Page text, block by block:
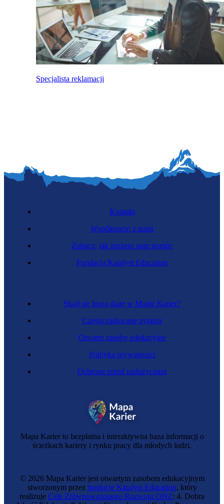
Specjalista reklamacji
Mapa Karier to bezpłatna i interaktywna baza informacji o
ścieżkach kariery i rynku pracy dla młodych ludzi.
Skąd się biorą dane w Mapie Karier?
Często zadawane pytania
Otwarte zasoby edukacyjne
Polityka prywatności
Ochrona przed nadużyciami
Kontakt
Współpracuj z nami
Zobacz, jak możesz nam pomóc
Fundacja Katalyst Education
© 2026 Mapa Karier jest otwartym zasobem edukacyjnym
stworzonym przez fundację Katalyst Education, który
realizuje Cele Zrównoważonego Rozwoju ONZ: 4. Dobra